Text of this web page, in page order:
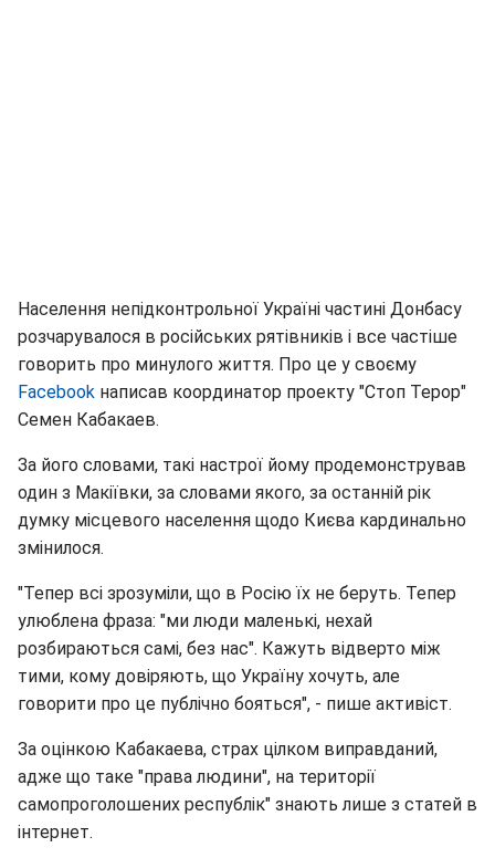
Населення непідконтрольної Україні частині Донбасу
розчарувалося в російських рятівників і все частіше
говорить про минулого життя. Про це у своєму
Facebook написав координатор проекту "Стоп Терор"
Семен Кабакаев.
За його словами, такі настрої йому продемонстрував
один з Макіївки, за словами якого, за останній рік
думку місцевого населення щодо Києва кардинально
змінилося.
"Тепер всі зрозуміли, що в Росію їх не беруть. Тепер
улюблена фраза: "ми люди маленькі, нехай
розбираються самі, без нас". Кажуть відверто між
тими, кому довіряють, що Україну хочуть, але
говорити про це публічно бояться", - пише активіст.
За оцінкою Кабакаева, страх цілком виправданий,
адже що таке "права людини", на території
самопроголошених республік" знають лише з статей в
інтернет.